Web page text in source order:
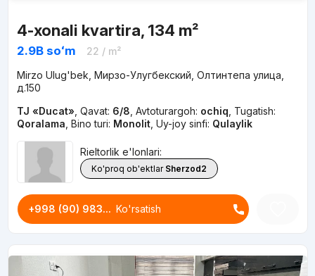
4-xonali kvartira, 134 m²
2.9B soʻm 22 / m²
Mirzo Ulug'bek, Мирзо-Улугбекский, Олтинтепа улица,
д.150
TJ «Ducat» Qavat: 6/8 Avtoturargoh: ochiq Tugatish:
Qoralama Bino turi: Monolit, Uy-joy sinfi: Qulaylik
Rieltorlik e'lonlari:
Ko'proq ob'ektlar Sherzod2
+998 (90) 983... Ko'rsatish